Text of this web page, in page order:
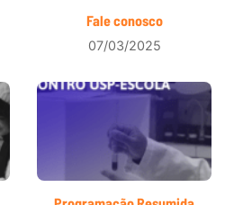
Fale conosco
07/03/2025